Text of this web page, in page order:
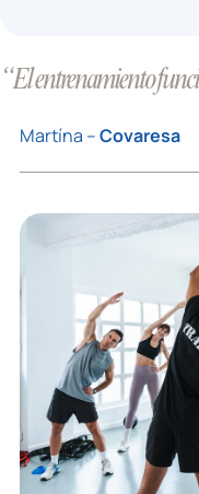
“El entrenamiento
Martína –Covaresa